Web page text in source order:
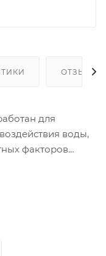
ОТЗЫВЫ
для
воды,
факторов
Омега-3
кожи рук.